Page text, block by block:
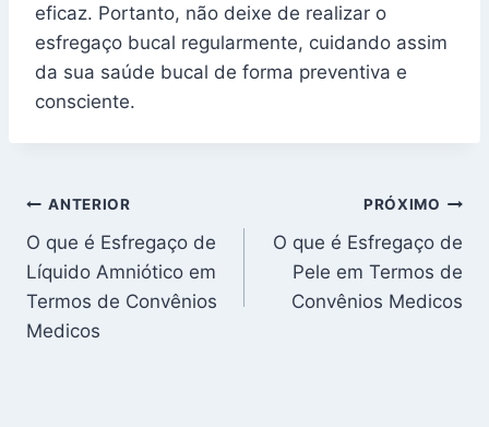
eficaz. Portanto, não deixe de realizar o
esfregaço bucal regularmente, cuidando assim
da sua saúde bucal de forma preventiva e
consciente.
Navegação
de
Post
ANTERIOR
O que é Esfregaço de
Líquido Amniótico em
Termos de Convênios
Medicos
PRÓXIMO
O que é Esfregaço de
Pele em Termos de
Convênios Medicos